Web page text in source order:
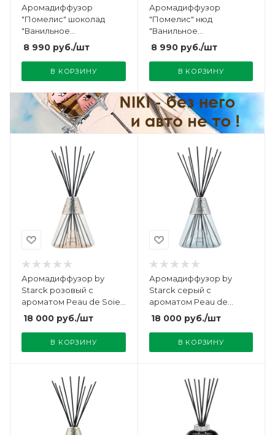
Аромадиффузор
"Помелис" шоколад
"Ванильное
Великолепие" 200мл
Maison Berger
8 990 руб./шт
В КОРЗИНУ
Аромадиффузор
"Помелис" нюд
"Ванильное
Великолепие" 200мл
Maison Berger
8 990руб./шт
В КОРЗИНУ
Аромадиффузор by
Starck розовый с
ароматом Peau de Soie
400мл Maison Berger
18 000 руб./шт
В КОРЗИНУ
Аромадиффузор by
Starck серый с
ароматом Peau de
Pierre 400мл Maison
18 000руб./шт
В КОРЗИНУ